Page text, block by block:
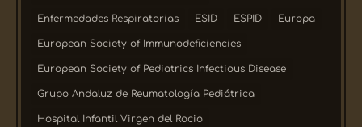
Enfermedades Respiratorias ESID ESPID Europa
European Society of Immunodeficiencies
European Society of Pediatrics Infectious Disease
Grupo Andaluz de Reumatología Pediátrica
Hospital Infantil Virgen del Rocio